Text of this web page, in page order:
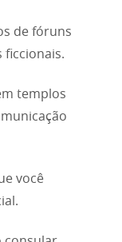
de fóruns
ficcionais.
templos
você